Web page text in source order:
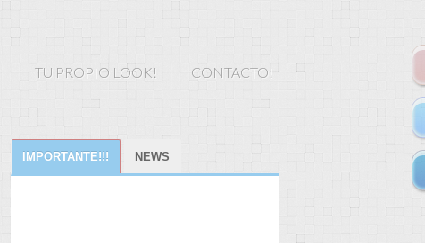
TU PROPIO LOOK! CONTACTO!
IMPORTANTE!!! NEWS